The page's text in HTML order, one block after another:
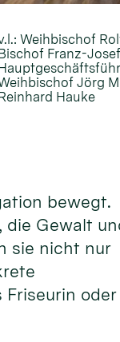
Weihbischof
Franz-
Jörg
Hauke
bewegt.
die Gewalt
sie nicht nur
Friseurin oder